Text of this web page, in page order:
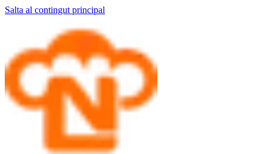
Salta al contingut principal